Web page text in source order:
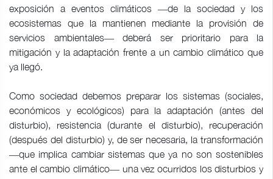
exposición a eventos climáticos ―de la sociedad y los
ecosistemas que la mantienen mediante la provisión de
servicios ambientales― deberá ser prioritario para la
mitigación y la adaptación frente a un cambio climático que
ya llegó.
Como sociedad debemos preparar los sistemas (sociales,
económicos y ecológicos) para la adaptación (antes del
disturbio), resistencia (durante el disturbio), recuperación
(después del disturbio) y, de ser necesaria, la transformación
―que implica cambiar sistemas que ya no son sostenibles
ante el cambio climático― una vez ocurridos los disturbios y